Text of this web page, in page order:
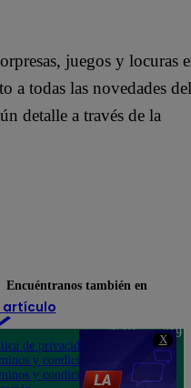
X
juegos y locuras
a todas las novedades del
detalle a través de la
artículo
Encuéntranos también en
de privacidad
y condiciones
y condiciones
Teléfono: 219
Av. San
Felipe 968